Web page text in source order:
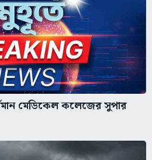
মেডিকেল কলেজের সুপার